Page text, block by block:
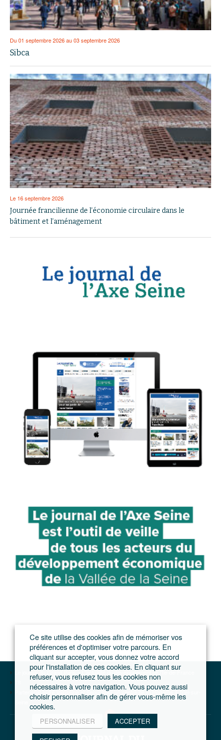
Du 01 septembre 2026 au 03 septembre 2026
Sibca
Le 16 septembre 2026
Journée francilienne de l’économie circulaire dans le
bâtiment et l’aménagement
Le journal du Grand Paris – L'actualité du développement de l'Ile-de-France
Partenariat entre Valoseine et Sepur pour un centre de tri moderne à Triel-sur-
Ce site utilise des cookies afin de mémoriser vos
préférences et d'optimiser votre parcours. En
cliquant sur accepter, vous donnez votre accord
pour l'installation de ces cookies. En cliquant sur
refuser, vous refusez tous les cookies non
nécessaires à votre navigation. Vous pouvez aussi
choisir personnaliser afin de gérer vous-même les
cookies.
PERSONNALISER ACCEPTER